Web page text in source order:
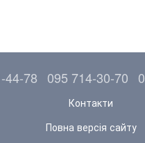
44-78 095 714-30-70
Контакти
Повна версія сайту